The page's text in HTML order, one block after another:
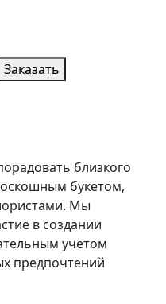
Заказать
близкого
букетом,
Мы
в создании
учетом
предпочтений